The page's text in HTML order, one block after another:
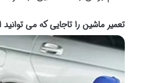
تعمیر ماشین را تاجایی که می توانید